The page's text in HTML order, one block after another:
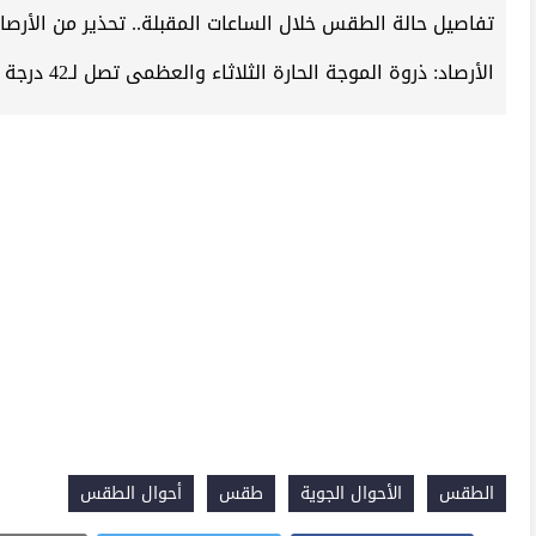
تفاصيل حالة الطقس خلال الساعات المقبلة.. تحذير من
الأرصاد: ذروة الموجة الحارة الثلاثاء والعظمى تصل لـ42 درجة مئوية
الطقس الأحوال الجوية طقس أحوال الطقس